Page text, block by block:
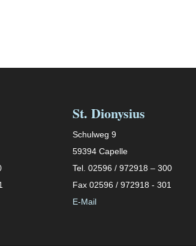
St. Dionysius
Schulweg 9
59394 Capelle
Tel. 02596 / 972918 – 300
Fax 02596 / 972918 - 301
E-Mail